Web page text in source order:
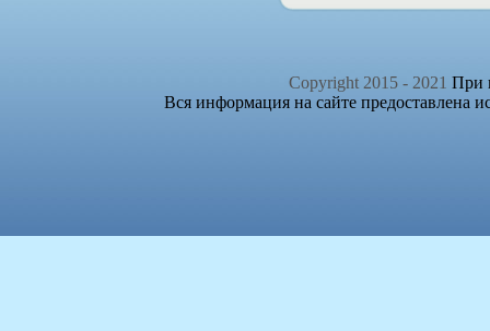
Copyright 2015 - 2021 При
Вся информация на сайте предоставлена